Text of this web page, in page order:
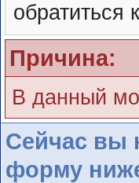
обратиться к
Причина:
В данный
Сейчас вы
форму